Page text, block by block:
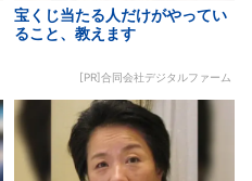
宝くじ当たる人だけがやってい
ること、教えます
[PR]合同会社デジタルファーム